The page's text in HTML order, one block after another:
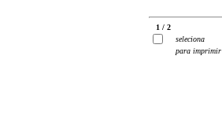
1 / 2
seleciona
para imprimir